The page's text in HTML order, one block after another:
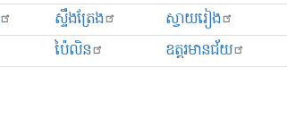
ស្ទឹងត្រែង
ស្វាយរៀង
ប៉ៃលិន
ឧត្ដរមានជ័យ